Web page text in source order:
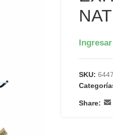
SKU: 6447
Share: